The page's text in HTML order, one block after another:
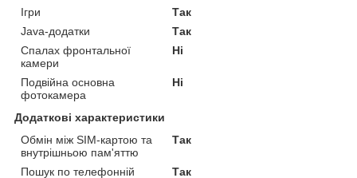
Ігри
Так
Java-додатки
Так
Спалах фронтальної
камери
Ні
Подвійна основна
фотокамера
Ні
Додаткові характеристики
Обмін між SIM-картою та
внутрішньою пам'яттю
Так
Пошук по телефонній
Так